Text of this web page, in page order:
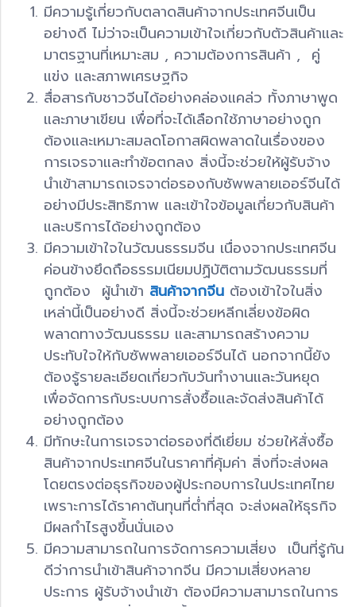
มีความรู้เกี่ยวกับตลาดสินค้าจากประเทศจีนเป็น
อย่างดี ไม่ว่าจะเป็นความเข้าใจเกี่ยวกับตัวสินค้าและ
มาตรฐานที่เหมาะสม , ความต้องการสินค้า , คู่
แข่ง และสภาพเศรษฐกิจ
สื่อสารกับชาวจีนได้อย่างคล่องแคล่ว ทั้งภาษาพูด
และภาษาเขียน เพื่อที่จะได้เลือกใช้ภาษาอย่างถูก
ต้องและเหมาะสมลดโอกาสผิดพลาดในเรื่องของ
การเจรจาและทำข้อตกลง สิ่งนี้จะช่วยให้ผู้รับจ้าง
นำเข้าสามารถเจรจาต่อรองกับซัพพลายเออร์จีนได้
อย่างมีประสิทธิภาพ และเข้าใจข้อมูลเกี่ยวกับสินค้า
และบริการได้อย่างถูกต้อง
มีความเข้าใจในวัฒนธรรมจีน เนื่องจากประเทศจีน
ค่อนข้างยึดถือธรรมเนียมปฏิบัติตามวัฒนธรรมที่
ถูกต้อง ผู้นำเข้า สินค้าจากจีน ต้องเข้าใจในสิ่ง
เหล่านี้เป็นอย่างดี สิ่งนี้จะช่วยหลีกเลี่ยงข้อผิด
พลาดทางวัฒนธรรม และสามารถสร้างความ
ประทับใจให้กับซัพพลายเออร์จีนได้ นอกจากนี้ยัง
ต้องรู้รายละเอียดเกี่ยวกับวันทำงานและวันหยุด
เพื่อจัดการกับระบบการสั่งซื้อและจัดส่งสินค้าได้
อย่างถูกต้อง
มีทักษะในการเจรจาต่อรองที่ดีเยี่ยม ช่วยให้สั่งซื้อ
สินค้าจากประเทศจีนในราคาที่คุ้มค่า สิ่งที่จะส่งผล
โดยตรงต่อธุรกิจของผู้ประกอบการในประเทศไทย
เพราะการได้ราคาต้นทุนที่ต่ำที่สุด จะส่งผลให้ธุรกิจ
มีผลกำไรสูงขึ้นนั่นเอง
มีความสามารถในการจัดการความเสี่ยง เป็นที่รู้กัน
ดีว่าการนำเข้าสินค้าจากจีน มีความเสี่ยงหลาย
ประการ ผู้รับจ้างนำเข้า ต้องมีความสามารถในการ